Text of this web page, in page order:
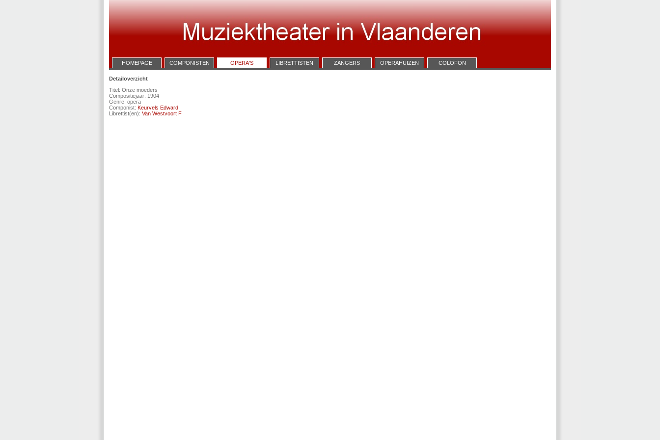
HOMEPAGE COMPONISTEN OPERA'S LIBRETTISTEN ZANGERS OPERAHUIZEN COLOFON
Detailoverzicht
Titel: Onze moeders
Compositiejaar: 1904
Genre: opera
Componist: Keurvels Edward
Librettist(en): Van Westvoort F